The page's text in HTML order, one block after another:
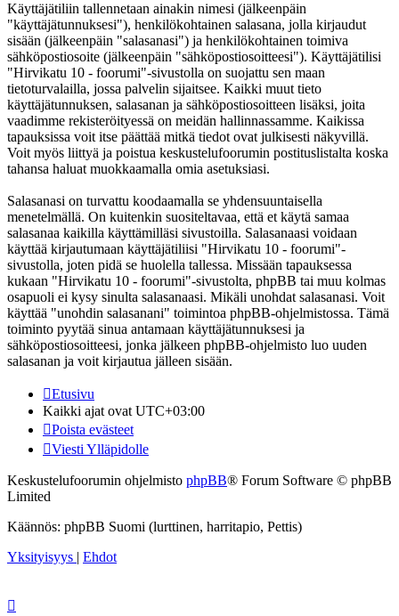
Käyttäjätiliin tallennetaan ainakin nimesi (jälkeenpäin
"käyttäjätunnuksesi"), henkilökohtainen salasana, jolla kirjaudut
sisään (jälkeenpäin "salasanasi") ja henkilökohtainen toimiva
sähköpostiosoite (jälkeenpäin "sähköpostiosoitteesi"). Käyttäjätilisi
"Hirvikatu 10 - foorumi"-sivustolla on suojattu sen maan
tietoturvalailla, jossa palvelin sijaitsee. Kaikki muut tieto
käyttäjätunnuksen, salasanan ja sähköpostiosoitteen lisäksi, joita
vaadimme rekisteröityessä on meidän hallinnassamme. Kaikissa
tapauksissa voit itse päättää mitkä tiedot ovat julkisesti näkyvillä.
Voit myös liittyä ja poistua keskustelufoorumin postituslistalta koska
tahansa haluat muokkaamalla omia asetuksiasi.
Salasanasi on turvattu koodaamalla se yhdensuuntaisella
menetelmällä. On kuitenkin suositeltavaa, että et käytä samaa
salasanaa kaikilla käyttämilläsi sivustoilla. Salasanaasi voidaan
käyttää kirjautumaan käyttäjätiliisi "Hirvikatu 10 - foorumi"-
sivustolla, joten pidä se huolella tallessa. Missään tapauksessa
kukaan "Hirvikatu 10 - foorumi"-sivustolta, phpBB tai muu kolmas
osapuoli ei kysy sinulta salasanaasi. Mikäli unohdat salasanasi. Voit
käyttää "unohdin salasanani" toimintoa phpBB-ohjelmistossa. Tämä
toiminto pyytää sinua antamaan käyttäjätunnuksesi ja
sähköpostiosoitteesi, jonka jälkeen phpBB-ohjelmisto luo uuden
salasanan ja voit kirjautua jälleen sisään.
Etusivu
Kaikki ajat ovat UTC+03:00
Poista evästeet
Viesti Ylläpidolle
Keskustelufoorumin ohjelmisto phpBB® Forum Software © phpBB
Limited
Käännös: phpBB Suomi (lurttinen, harritapio, Pettis)
Yksityisyys | Ehdot